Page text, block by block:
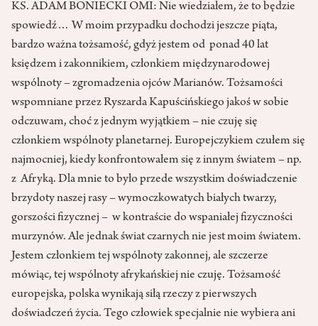
KS. ADAM BONIECKI OMI: Nie wiedziałem, że to będzie
spowiedź… W moim przypadku dochodzi jeszcze piąta,
bardzo ważna tożsamość, gdyż jestem od ponad 40 lat
księdzem i zakonnikiem, członkiem międzynarodowej
wspólnoty – zgromadzenia ojców Marianów. Tożsamości
wspomniane przez Ryszarda Kapuścińskiego jakoś w sobie
odczuwam, choć z jednym wyjątkiem – nie czuję się
członkiem wspólnoty planetarnej. Europejczykiem czułem się
najmocniej, kiedy konfrontowałem się z innym światem – np.
z Afryką. Dla mnie to było przede wszystkim doświadczenie
brzydoty naszej rasy – wymoczkowatych białych twarzy,
gorszości fizycznej – w kontraście do wspaniałej fizyczności
murzynów. Ale jednak świat czarnych nie jest moim światem.
Jestem członkiem tej wspólnoty zakonnej, ale szczerze
mówiąc, tej wspólnoty afrykańskiej nie czuję. Tożsamość
europejska, polska wynikają siłą rzeczy z pierwszych
doświadczeń życia. Tego człowiek specjalnie nie wybiera ani